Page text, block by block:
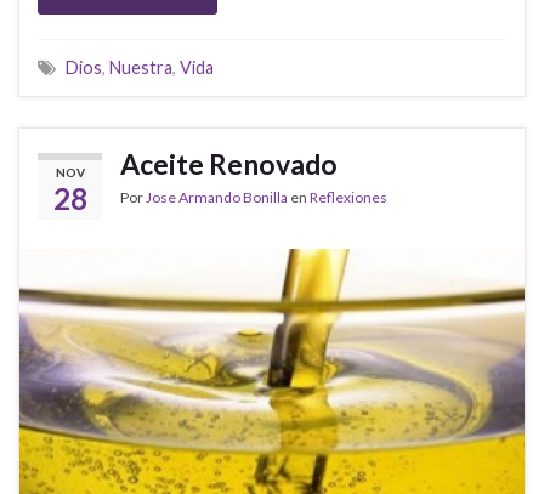
Dios, Nuestra, Vida
NOV
28
Aceite Renovado
PorJose Armando Bonilla en Reflexiones